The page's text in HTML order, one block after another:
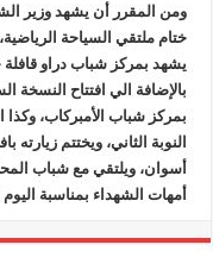
ومن المقرر أن يشهد وزير
ختام ملتقي السياحة
يشهد بمركز شباب دراو قافلة
بالإضافة الي افتتاح النسخة
بمركز شباب الأمبركاب،
النوبة الثاني، ويختتم
أمهات الشهداء بمناسبة اليوم